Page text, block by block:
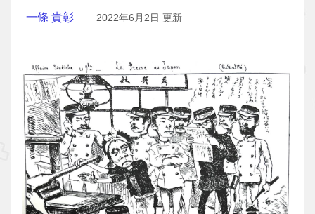
一條 貴彰 2022年6月2日 更新